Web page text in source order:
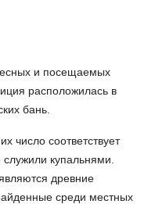
и посещаемых
расположилась в
бань.
число соответствует
купальнями.
древние
среди местных